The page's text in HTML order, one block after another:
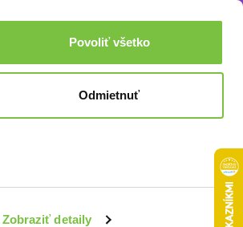
Zobraziť detaily
Povoliť všetko
Odmietnuť
Prihlásenie 0,00€
Akcie a zľavy